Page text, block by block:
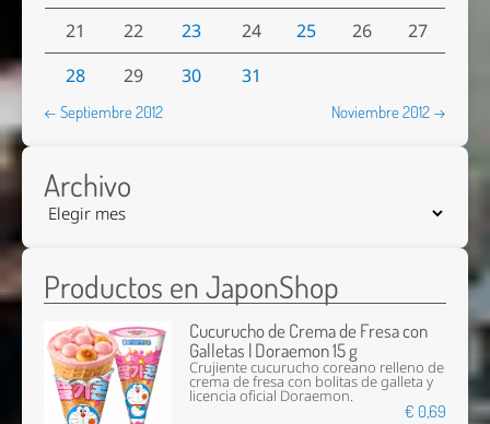
21
22 23 24 25 26
27
28
29 30 31
← Septiembre 2012 Noviembre 2012 →
Archivo
Productos en JaponShop
Cucurucho de Crema de Fresa con
Galletas | Doraemon 15 g
Crujiente cucurucho coreano relleno de
crema de fresa con bolitas de galleta y
licencia oficial Doraemon.
€ 0,69